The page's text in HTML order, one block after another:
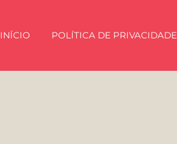
INÍCIO POLÍTICA DE PRIVACIDADE